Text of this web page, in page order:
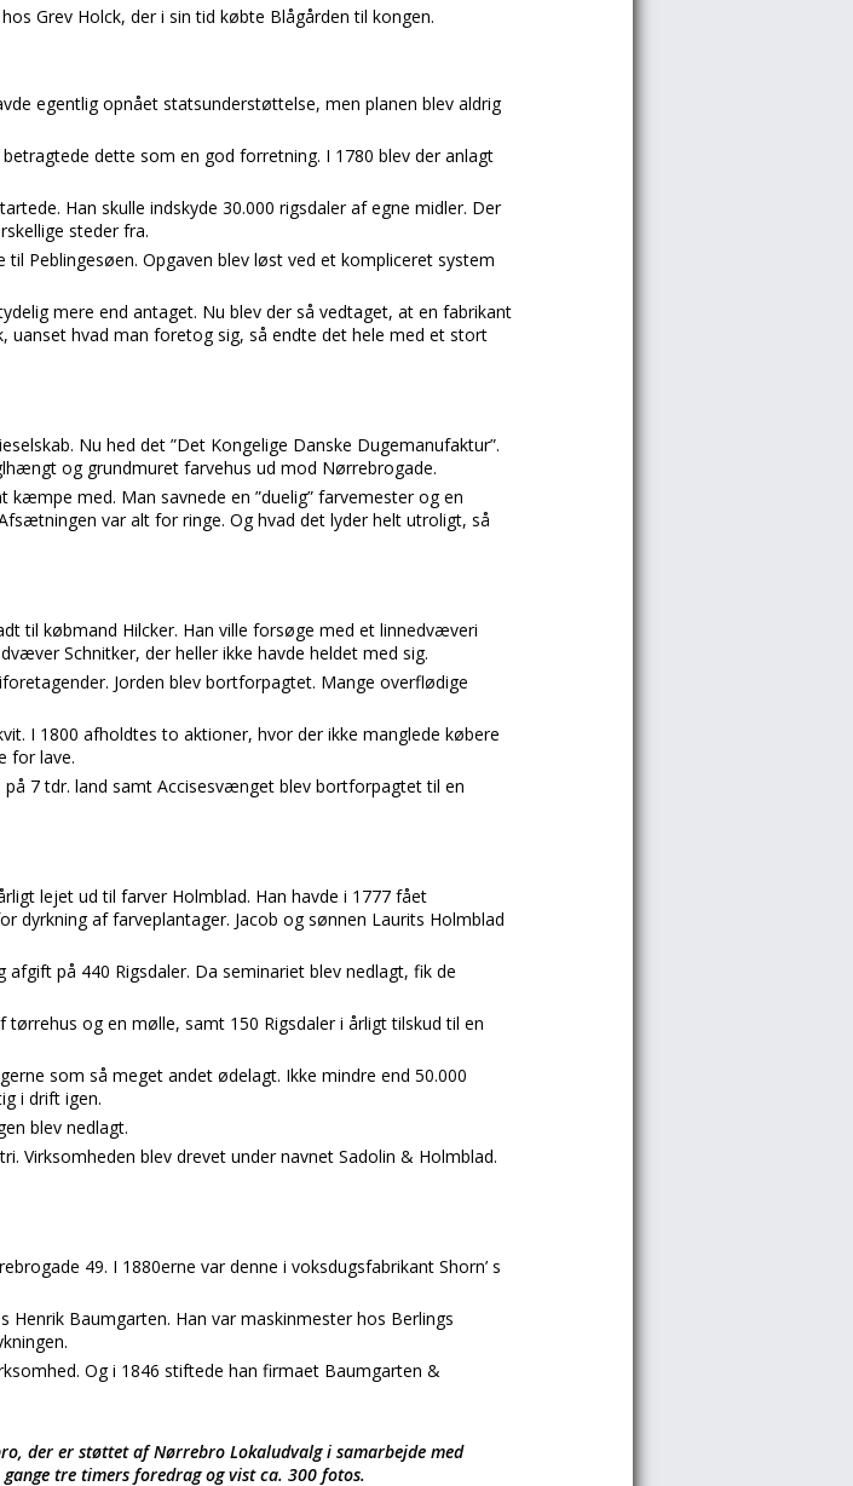
Grev Holck, der i sin tid købte Blågården til kongen.
egentlig opnået statsunderstøttelse, men planen blev aldrig
dette som en god forretning. I 1780 blev der anlagt
Han skulle indskyde 30.000 rigsdaler af egne midler. Der
steder fra.
Peblingesøen. Opgaven blev løst ved et kompliceret system
mere end antaget. Nu blev der så vedtaget, at en fabrikant
uanset hvad man foretog sig, så endte det hele med et stort
Nu hed det ”Det Kongelige Danske Dugemanufaktur”.
og grundmuret farvehus ud mod Nørrebrogade.
med. Man savnede en ”duelig” farvemester og en
var alt for ringe. Og hvad det lyder helt utroligt, så
til købmand Hilcker. Han ville forsøge med et linnedvæveri
Schnitker, der heller ikke havde heldet med sig.
Jorden blev bortforpagtet. Mange overflødige
I 1800 afholdtes to aktioner, hvor der ikke manglede købere
for lave.
7 tdr. land samt Accisesvænget blev bortforpagtet til en
lejet ud til farver Holmblad. Han havde i 1777 fået
dyrkning af farveplantager. Jacob og sønnen Laurits Holmblad
på 440 Rigsdaler. Da seminariet blev nedlagt, fik de
og en mølle, samt 150 Rigsdaler i årligt tilskud til en
som så meget andet ødelagt. Ikke mindre end 50.000
i drift igen.
blev nedlagt.
Virksomheden blev drevet under navnet Sadolin & Holmblad.
49. I 1880erne var denne i voksdugsfabrikant Shorn’ s
Baumgarten. Han var maskinmester hos Berlings
Og i 1846 stiftede han firmaet Baumgarten &
der er støttet af Nørrebro Lokaludvalg i samarbejde med
tre timers foredrag og vist ca. 300 fotos.